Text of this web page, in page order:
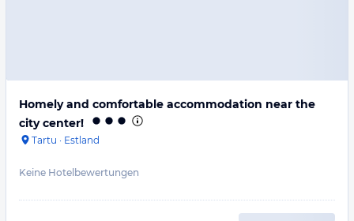
Homely and comfortable accommodation near the
city center!
Tartu · Estland
Keine Hotelbewertungen